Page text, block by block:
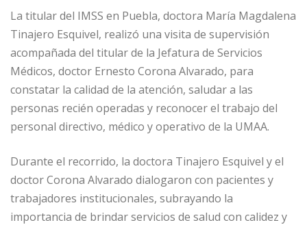
La titular del IMSS en Puebla, doctora María Magdalena
Tinajero Esquivel, realizó una visita de supervisión
acompañada del titular de la Jefatura de Servicios
Médicos, doctor Ernesto Corona Alvarado, para
constatar la calidad de la atención, saludar a las
personas recién operadas y reconocer el trabajo del
personal directivo, médico y operativo de la UMAA.
Durante el recorrido, la doctora Tinajero Esquivel y el
doctor Corona Alvarado dialogaron con pacientes y
trabajadores institucionales, subrayando la
importancia de brindar servicios de salud con calidez y